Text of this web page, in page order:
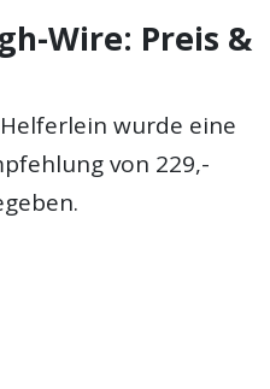
Wire: Preis &
wurde eine
von 229,-